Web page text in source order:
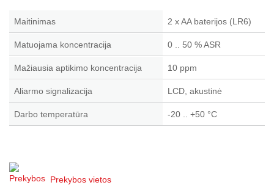
Maitinimas 2 x AA baterijos (LR6)
Matuojama koncentracija 0 .. 50 % ASR
Mažiausia aptikimo koncentracija 10 ppm
Aliarmo signalizacija LCD, akustinė
Darbo temperatūra -20 .. +50 °C
Prekybos vietos